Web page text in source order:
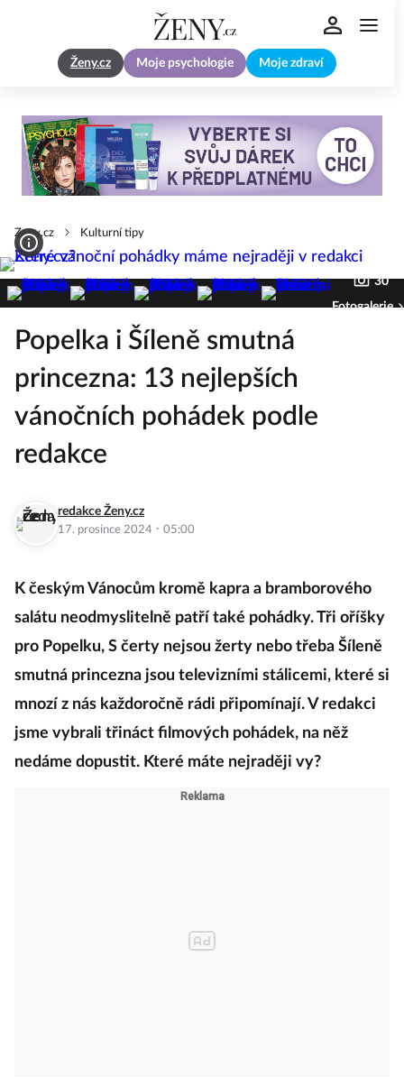
Ženy.cz Moje psychologie Moje zdraví
Zeny.cz Kulturní tipy
30
Fotogalerie
Popelka i Šíleně smutná
princezna: 13 nejlepších
vánočních pohádek podle
redakce
redakce Ženy.cz
17. prosince 2024 · 05:00
K českým Vánocům kromě kapra a bramborového
salátu neodmyslitelně patří také pohádky. Tři oříšky
pro Popelku, S čerty nejsou žerty nebo třeba Šíleně
smutná princezna jsou televizními stálicemi, které si
mnozí z nás každoročně rádi připomínají. V redakci
jsme vybrali třináct filmových pohádek, na něž
nedáme dopustit. Které máte nejraději vy?